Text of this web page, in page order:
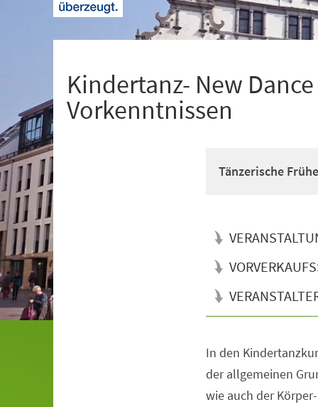
Kindertanz- New
Vorkenntnissen
Tänzerische
In den
der allgemeinen
wie auch der